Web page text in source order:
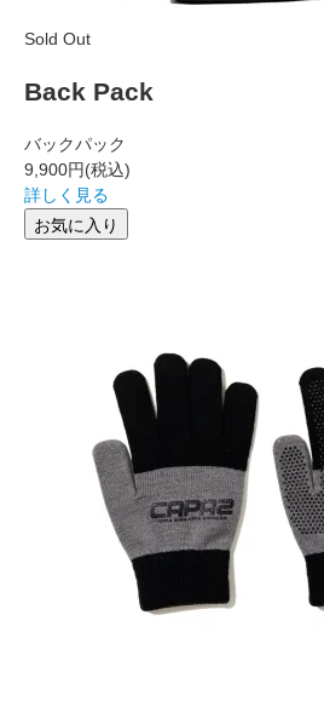
Sold Out
Back Pack
バックパック
9,900円(税込)
詳しく見る
お気に入り